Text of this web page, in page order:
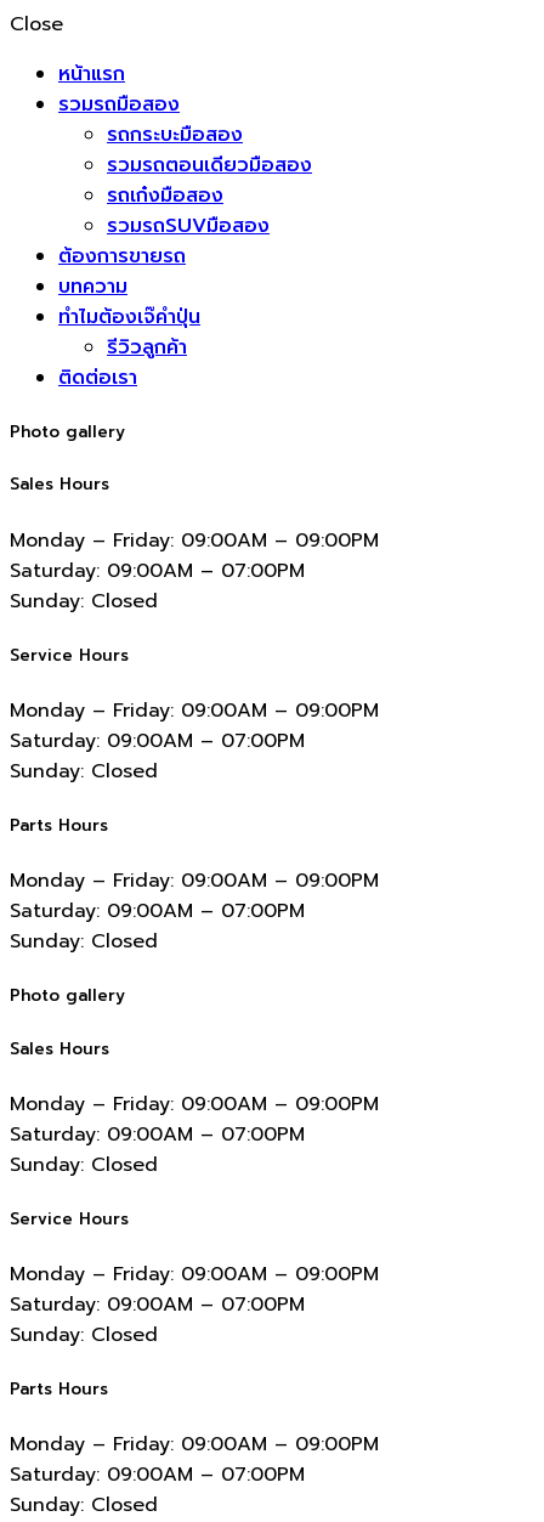
Close
หน้าแรก
รวมรถมือสอง
รถกระบะมือสอง
รวมรถตอนเดียวมือสอง
รถเก๋งมือสอง
รวมรถSUVมือสอง
ต้องการขายรถ
บทความ
ทำไมต้องเจ๊คำปุ่น
รีวิวลูกค้า
ติดต่อเรา
Photo gallery
Sales Hours
Monday – Friday: 09:00AM – 09:00PM
Saturday: 09:00AM – 07:00PM
Sunday: Closed
Service Hours
Monday – Friday: 09:00AM – 09:00PM
Saturday: 09:00AM – 07:00PM
Sunday: Closed
Parts Hours
Monday – Friday: 09:00AM – 09:00PM
Saturday: 09:00AM – 07:00PM
Sunday: Closed
Photo gallery
Sales Hours
Monday – Friday: 09:00AM – 09:00PM
Saturday: 09:00AM – 07:00PM
Sunday: Closed
Service Hours
Monday – Friday: 09:00AM – 09:00PM
Saturday: 09:00AM – 07:00PM
Sunday: Closed
Parts Hours
Monday – Friday: 09:00AM – 09:00PM
Saturday: 09:00AM – 07:00PM
Sunday: Closed